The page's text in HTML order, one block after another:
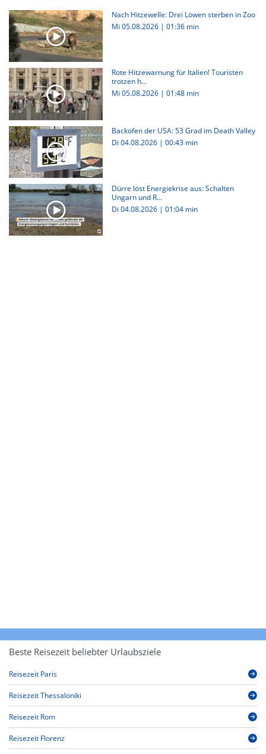
Nach Hitzewelle: Drei Löwen sterben in Zoo
Mi 05.08.2026 | 01:36 min
Rote Hitzewarnung für Italien! Touristen
trotzen h...
Mi 05.08.2026 | 01:48 min
Backofen der USA: 53 Grad im Death Valley
Di 04.08.2026 | 00:43 min
Dürre löst Energiekrise aus: Schalten
Ungarn und R...
Di 04.08.2026 | 01:04 min
Beste Reisezeit beliebter Urlaubsziele
Reisezeit Paris
Reisezeit Thessaloniki
Reisezeit Rom
Reisezeit Florenz